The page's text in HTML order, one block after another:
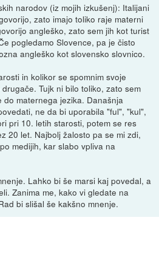
narodov (iz mojih izkušenj): Italijani
zato imajo toliko raje materni
angleško, zato sem jih kot turist
pogledamo Slovence, pa je čisto
angleško kot slovensko slovnico.
in kolikor se spomnim svoje
Tujk ni bilo toliko, zato sem
maternega jezika. Današnja
ne da bi uporabila "ful", "kul",
pri 10. letih starosti, potem se res
20 let. Najbolj žalosto pa se mi zdi,
medijih, kar slabo vpliva na
Lahko bi še marsi kaj povedal, a
Zanima me, kako vi gledate na
bi slišal še kakšno mnenje.